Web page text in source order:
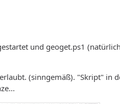
und geoget.ps1
(sinngemäß). "Skript" in